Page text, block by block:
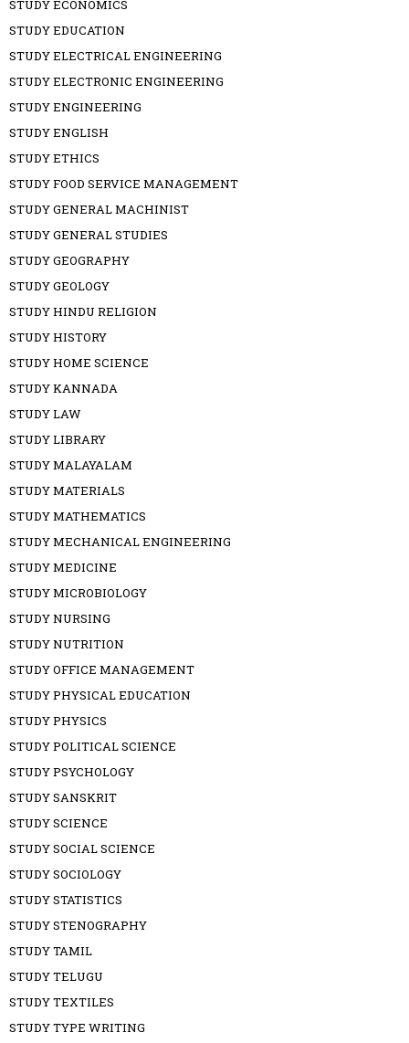
STUDY ECONOMICS
STUDY EDUCATION
STUDY ELECTRICAL ENGINEERING
STUDY ELECTRONIC ENGINEERING
STUDY ENGINEERING
STUDY ENGLISH
STUDY ETHICS
STUDY FOOD SERVICE MANAGEMENT
STUDY GENERAL MACHINIST
STUDY GENERAL STUDIES
STUDY GEOGRAPHY
STUDY GEOLOGY
STUDY HINDU RELIGION
STUDY HISTORY
STUDY HOME SCIENCE
STUDY KANNADA
STUDY LAW
STUDY LIBRARY
STUDY MALAYALAM
STUDY MATERIALS
STUDY MATHEMATICS
STUDY MECHANICAL ENGINEERING
STUDY MEDICINE
STUDY MICROBIOLOGY
STUDY NURSING
STUDY NUTRITION
STUDY OFFICE MANAGEMENT
STUDY PHYSICAL EDUCATION
STUDY PHYSICS
STUDY POLITICAL SCIENCE
STUDY PSYCHOLOGY
STUDY SANSKRIT
STUDY SCIENCE
STUDY SOCIAL SCIENCE
STUDY SOCIOLOGY
STUDY STATISTICS
STUDY STENOGRAPHY
STUDY TAMIL
STUDY TELUGU
STUDY TEXTILES
STUDY TYPE WRITING